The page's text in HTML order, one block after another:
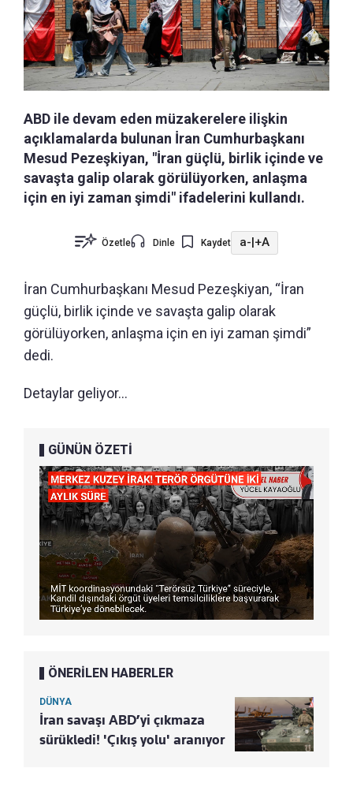
ABD ile devam eden müzakerelere ilişkin
açıklamalarda bulunan İran Cumhurbaşkanı
Mesud Pezeşkiyan, "İran güçlü, birlik içinde ve
savaşta galip olarak görülüyorken, anlaşma
için en iyi zaman şimdi" ifadelerini kullandı.
Özetle Dinle Kaydet a-|+A
İran Cumhurbaşkanı Mesud Pezeşkiyan, “İran
güçlü, birlik içinde ve savaşta galip olarak
görülüyorken, anlaşma için en iyi zaman şimdi”
dedi.
Detaylar geliyor...
GÜNÜN ÖZETİ
ÖNERİLEN HABERLER
DÜNYA
İran savaşı ABD’yi çıkmaza
sürükledi! 'Çıkış yolu' aranıyor